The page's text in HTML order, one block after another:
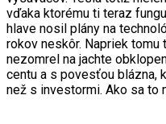
vďaka ktorému ti teraz
hlave nosil plány na
rokov neskôr. Napriek
nezomrel na jachte
centu a s povesťou blázna,
než s investormi. Ako sa to